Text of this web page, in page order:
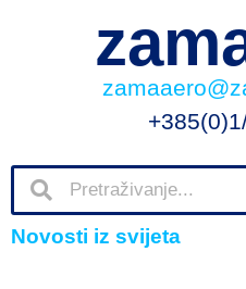
Novosti iz svijeta